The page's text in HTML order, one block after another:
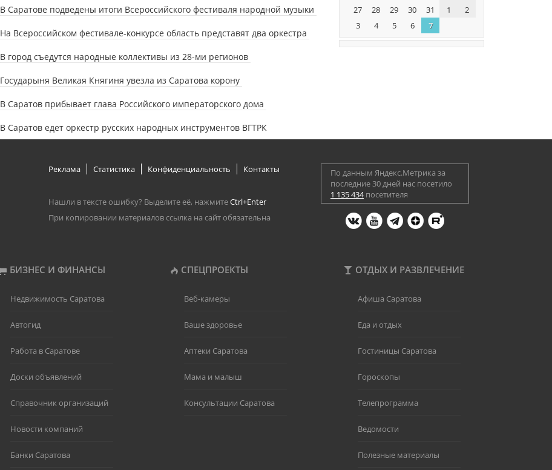
В Саратове подведены итоги Всероссийского фестиваля народной музыки
На Всероссийском фестивале-конкурсе область представят два оркестра
В город съедутся народные коллективы из 28-ми регионов
Государыня Великая Княгиня увезла из Саратова корону
В Саратов прибывает глава Российского императорского дома
В Саратов едет оркестр русских народных инструментов ВГТРК
27
28 29 30 31 1
2
3
4 5 6 7
Реклама Статистика Конфиденциальность Контакты
Нашли в тексте ошибку? Выделите её, нажмитеCtrl+Enter
При копировании материалов ссылка на сайт обязательна
По данным Яндекс.Метрика за
последние 30 дней нас посетило
1 135 434посетителя
БИЗНЕС И ФИНАНСЫ СПЕЦПРОЕКТЫ ОТДЫХ И РАЗВЛЕЧЕНИЕ
Недвижимость Саратова
Автогид
Работа в Саратове
Доски объявлений
Справочник организаций
Новости компаний
Банки Саратова
Веб-камеры
Ваше здоровье
Аптеки Саратова
Мама и малыш
Консультации Саратова
Афиша Саратова
Еда и отдых
Гостиницы Саратова
Гороскопы
Телепрограмма
Ведомости
Полезные материалы